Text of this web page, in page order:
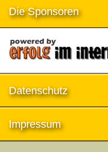
Die Sponsoren
Datenschutz
Impressum